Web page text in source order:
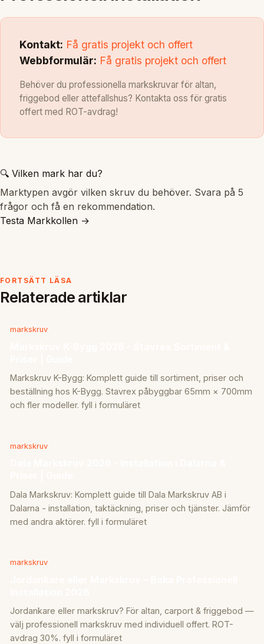
Kontakt: Få gratis projekt och offert
Webbformulär: Få gratis projekt och offert
Behöver du professionella markskruvar för altan,
friggebod eller attefallshus? Kontakta oss för gratis
offert med ROT-avdrag!
🔍 Vilken mark har du?
Marktypen avgör vilken skruv du behöver. Svara på 5
frågor och få en rekommendation.
Testa Markkollen →
FORTSÄTT LÄSA
Relaterade artiklar
markskruv
Markskruv K-Bygg: Komplett guide till sortiment, priser och
beställning hos K-Bygg. Stavrex påbyggbar 65mm × 700mm
och fler modeller. fyll i formuläret
markskruv
Dala Markskruv: Komplett guide till Dala Markskruv AB i
Dalarna - installation, taktäckning, priser och tjänster. Jämför
med andra aktörer. fyll i formuläret
markskruv
Jordankare eller markskruv? För altan, carport & friggebod —
välj professionell markskruv med individuell offert. ROT-
avdrag 30%. fyll i formuläret